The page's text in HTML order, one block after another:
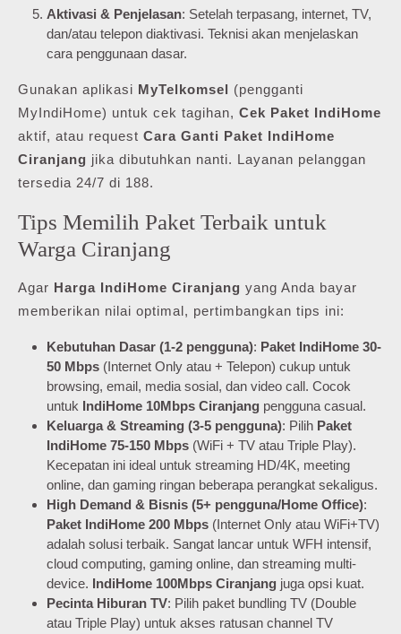
Aktivasi & Penjelasan: Setelah terpasang, internet, TV,
dan/atau telepon diaktivasi. Teknisi akan menjelaskan
cara penggunaan dasar.
Gunakan aplikasi MyTelkomsel (pengganti
MyIndiHome) untuk cek tagihan, Cek Paket IndiHome
aktif, atau request Cara Ganti Paket IndiHome
Ciranjang jika dibutuhkan nanti. Layanan pelanggan
tersedia 24/7 di 188.
Tips Memilih Paket Terbaik untuk
Warga Ciranjang
Agar Harga IndiHome Ciranjang yang Anda bayar
memberikan nilai optimal, pertimbangkan tips ini:
Kebutuhan Dasar (1-2 pengguna): Paket IndiHome 30-
50 Mbps (Internet Only atau + Telepon) cukup untuk
browsing, email, media sosial, dan video call. Cocok
untuk IndiHome 10Mbps Ciranjang pengguna casual.
Keluarga & Streaming (3-5 pengguna): Pilih Paket
IndiHome 75-150 Mbps (WiFi + TV atau Triple Play).
Kecepatan ini ideal untuk streaming HD/4K, meeting
online, dan gaming ringan beberapa perangkat sekaligus.
High Demand & Bisnis (5+ pengguna/Home Office):
Paket IndiHome 200 Mbps (Internet Only atau WiFi+TV)
adalah solusi terbaik. Sangat lancar untuk WFH intensif,
cloud computing, gaming online, dan streaming multi-
device. IndiHome 100Mbps Ciranjang juga opsi kuat.
Pecinta Hiburan TV: Pilih paket bundling TV (Double
atau Triple Play) untuk akses ratusan channel TV